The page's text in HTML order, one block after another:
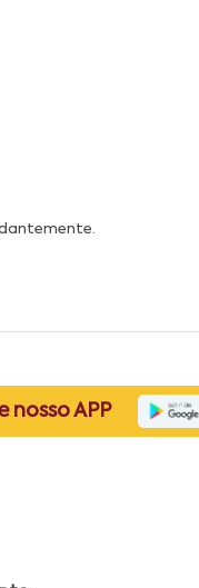
nosso APP